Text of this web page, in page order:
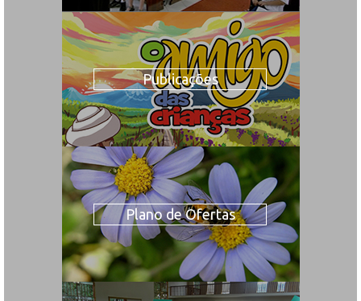
Publicações
Plano de Ofertas